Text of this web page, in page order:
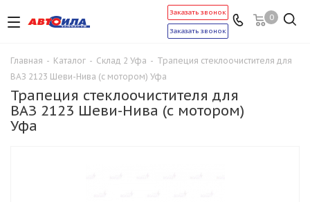
0
Заказать звонок
Заказать звонок
Главная - Каталог - Склад 2 Уфа - Трапеция стеклоочистителя для
ВАЗ 2123 Шеви-Нива (с мотором) Уфа
Трапеция стеклоочистителя для
ВАЗ 2123 Шеви-Нива (с мотором)
Уфа